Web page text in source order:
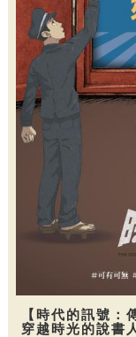
【時代的訊號：
穿越時光的說書